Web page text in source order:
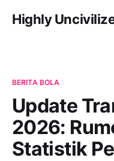
Highly
BERITA BOLA
Update
2026:
Statistik